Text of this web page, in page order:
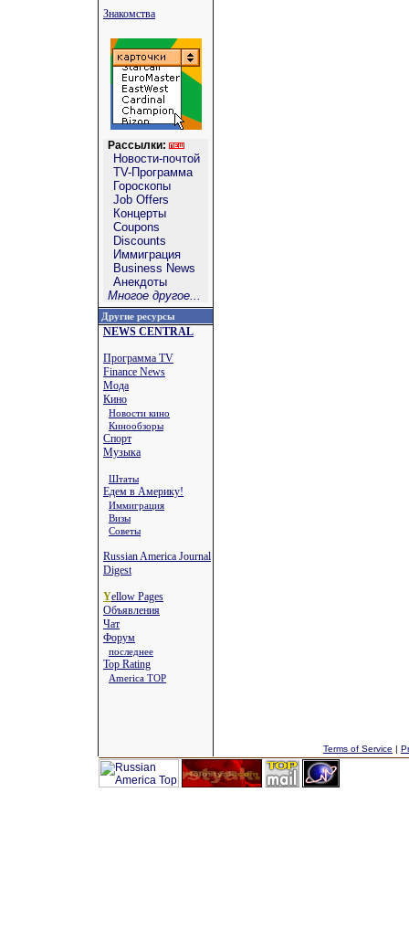
Знакомства
Рассылки:
Новости-почтой
TV-Программа
Гороскопы
Job Offers
Концерты
Coupons
Discounts
Иммиграция
Business News
Анекдоты
Многое другое...
Другие ресурсы
NEWS CENTRAL
Программа TV
Finance News
Мода
Кино
Новости кино
Кинообзоры
Спорт
Музыка
Штаты
Едем в Америку!
Иммиграция
Визы
Советы
Russian America Journal
Digest
Yellow Pages
Объявления
Чат
Форум
последнее
Top Rating
America TOP
Terms of Service |